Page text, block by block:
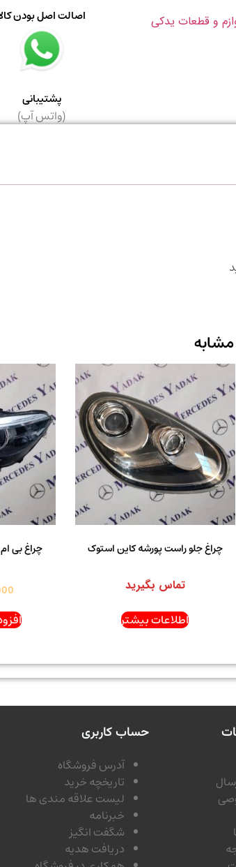
و قطعات یدکی
اصالت اصل بودن
پشتیبانی
(واتس آپ)
چراغ جلو راست پورشه کاین استوک
تماس بگیرید
اطلاعات بیشتر
حساب کاربری
آدرس فروشگاه
تاریخچه خرید
لیست علاقه مندی ها
خبرنامه
شگفت انگیز
دریافت هدیه